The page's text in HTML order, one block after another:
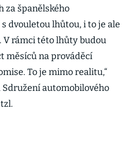
za španělského
dvouletou lhůtou, i to je ale
V rámci této lhůty budou
měsíců na prováděcí
To je mimo realitu,“
automobilového